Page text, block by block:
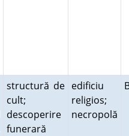
structură de
cult;
descoperire
funerară
edificiu
religios;
necropolă